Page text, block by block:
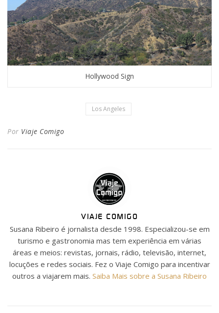
Hollywood Sign
Los Angeles
Por Viaje Comigo
VIAJE COMIGO
Susana Ribeiro é jornalista desde 1998. Especializou-se em
turismo e gastronomia mas tem experiência em várias
áreas e meios: revistas, jornais, rádio, televisão, internet,
locuções e redes sociais. Fez o Viaje Comigo para incentivar
outros a viajarem mais. Saiba Mais sobre a Susana Ribeiro